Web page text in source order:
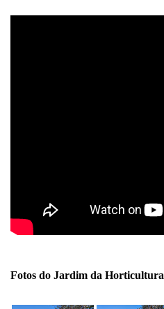
Fotos do Jardim da Horticultura